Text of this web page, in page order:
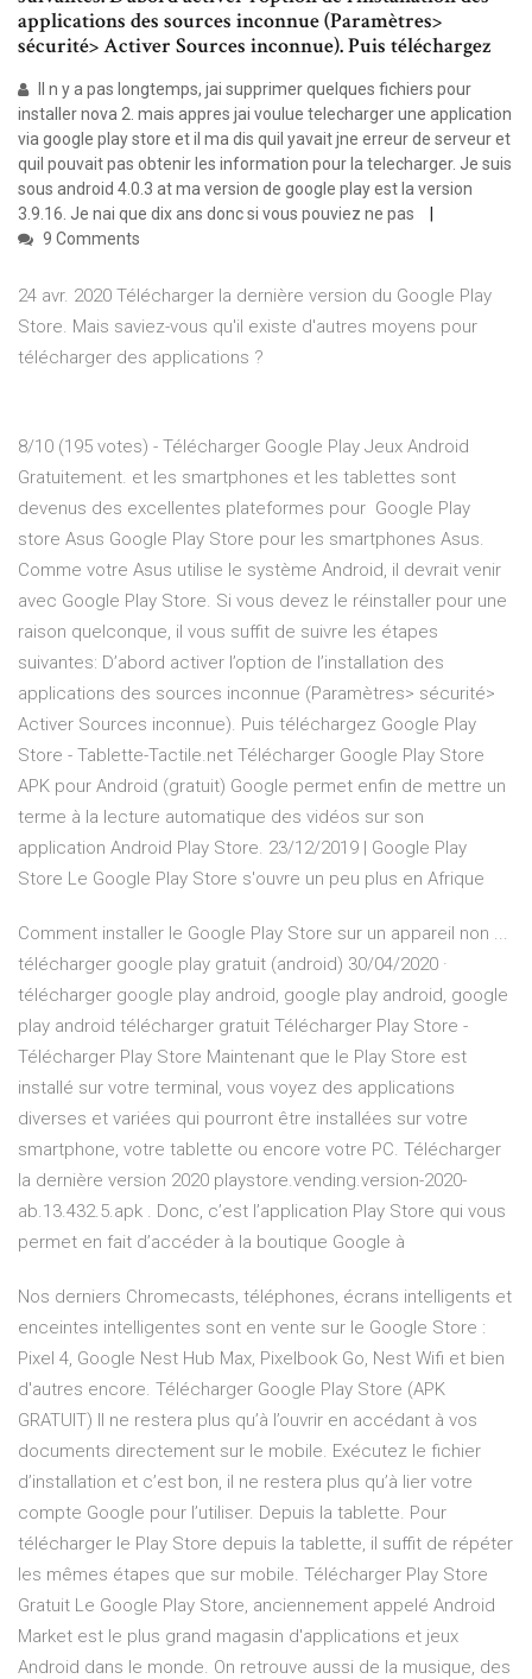
applications des sources inconnue (Paramètres>
sécurité> Activer Sources inconnue). Puis téléchargez
Il n y a pas longtemps, jai supprimer quelques fichiers pour
installer nova 2. mais appres jai voulue telecharger une application
via google play store et il ma dis quil yavait jne erreur de serveur et
quil pouvait pas obtenir les information pour la telecharger. Je suis
sous android 4.0.3 at ma version de google play est la version
3.9.16. Je nai que dix ans donc si vous pouviez ne pas
9 Comments
24 avr. 2020 Télécharger la dernière version du Google Play
Store. Mais saviez-vous qu'il existe d'autres moyens pour
télécharger des applications ?
8/10 (195 votes) - Télécharger Google Play Jeux Android
Gratuitement. et les smartphones et les tablettes sont
devenus des excellentes plateformes pour Google Play
store Asus Google Play Store pour les smartphones Asus.
Comme votre Asus utilise le système Android, il devrait venir
avec Google Play Store. Si vous devez le réinstaller pour une
raison quelconque, il vous suffit de suivre les étapes
suivantes: D’abord activer l’option de l’installation des
applications des sources inconnue (Paramètres> sécurité>
Activer Sources inconnue). Puis téléchargez Google Play
Store - Tablette-Tactile.net Télécharger Google Play Store
APK pour Android (gratuit) Google permet enfin de mettre un
terme à la lecture automatique des vidéos sur son
application Android Play Store. 23/12/2019 | Google Play
Store Le Google Play Store s'ouvre un peu plus en Afrique
Comment installer le Google Play Store sur un appareil non ...
télécharger google play gratuit (android) 30/04/2020 ·
télécharger google play android, google play android, google
play android télécharger gratuit Télécharger Play Store -
Télécharger Play Store Maintenant que le Play Store est
installé sur votre terminal, vous voyez des applications
diverses et variées qui pourront être installées sur votre
smartphone, votre tablette ou encore votre PC. Télécharger
la dernière version 2020 playstore.vending.version-2020-
ab.13.432.5.apk . Donc, c’est l’application Play Store qui vous
permet en fait d’accéder à la boutique Google à
Nos derniers Chromecasts, téléphones, écrans intelligents et
enceintes intelligentes sont en vente sur le Google Store :
Pixel 4, Google Nest Hub Max, Pixelbook Go, Nest Wifi et bien
d'autres encore. Télécharger Google Play Store (APK
GRATUIT) Il ne restera plus qu’à l’ouvrir en accédant à vos
documents directement sur le mobile. Exécutez le fichier
d’installation et c’est bon, il ne restera plus qu’à lier votre
compte Google pour l’utiliser. Depuis la tablette. Pour
télécharger le Play Store depuis la tablette, il suffit de répéter
les mêmes étapes que sur mobile. Télécharger Play Store
Gratuit Le Google Play Store, anciennement appelé Android
Market est le plus grand magasin d'applications et jeux
Android dans le monde. On retrouve aussi de la musique, des